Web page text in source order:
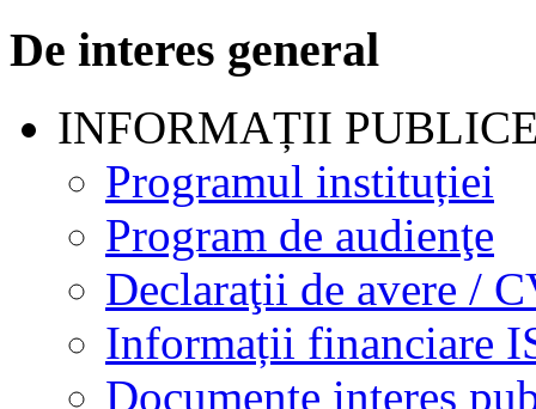
De interes general
INFORMAȚII
Programul instituției
Program de audienţe
Declaraţii de avere /
Informații financiare
Documente interes